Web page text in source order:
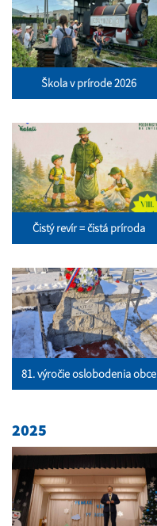
Škola v prírode 2026
Čistý revír = čistá príroda
81. výročie oslobodenia obce
2025